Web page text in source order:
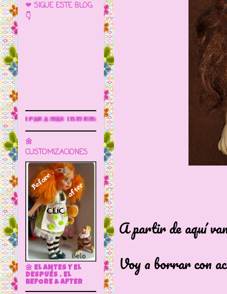
A partir de aquí
Voy a borrar con
❤ SIGUE ESTE BLOG
👇
🌼
CUSTOMIZACIONES
🌼 EL ANTES Y EL
DESPUÉS . EL
BEFORE & AFTER